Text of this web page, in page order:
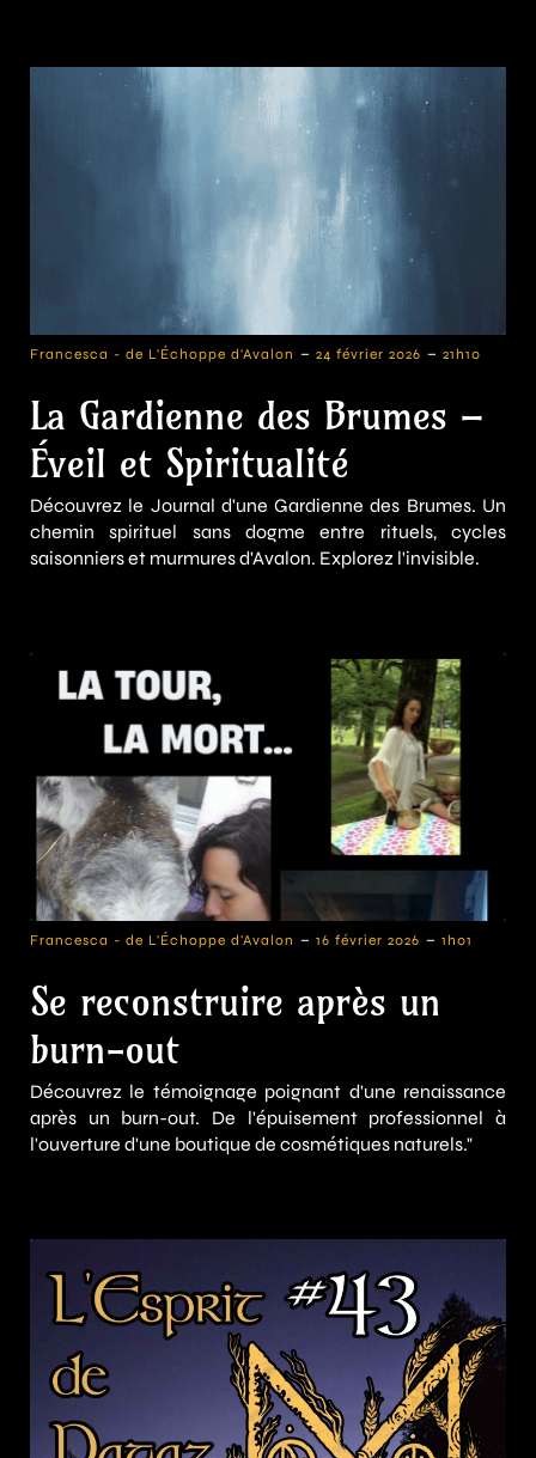
Francesca - de L'Échoppe d'Avalon - 24 février 2026 - 21h10
La Gardienne des Brumes –
Éveil et Spiritualité
Découvrez le Journal d'une Gardienne des Brumes. Un
chemin spirituel sans dogme entre rituels, cycles
saisonniers et murmures d'Avalon. Explorez l'invisible.
Francesca - de L'Échoppe d'Avalon - 16 février 2026 - 1h01
Se reconstruire après un
burn-out
Découvrez le témoignage poignant d'une renaissance
après un burn-out. De l'épuisement professionnel à
l'ouverture d'une boutique de cosmétiques naturels."